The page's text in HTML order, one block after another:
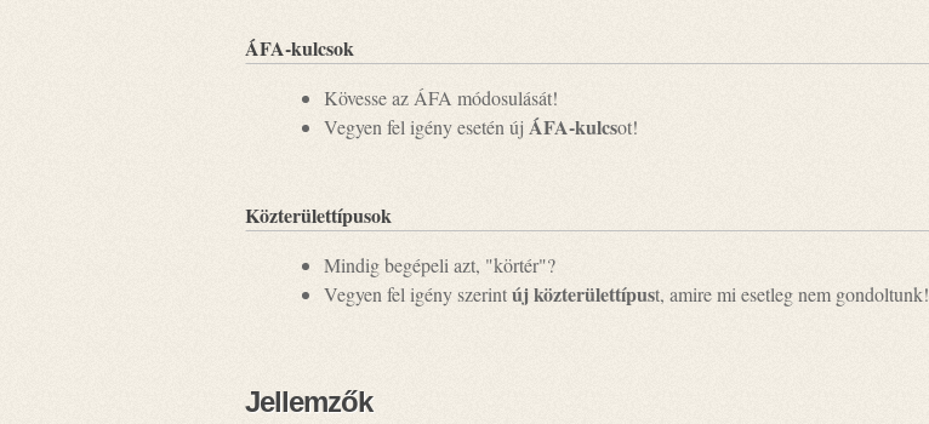
ÁFA-kulcsok
Kövesse az ÁFA módosulását!
Vegyen fel igény esetén új ÁFA-kulcsot!
Közterülettípusok
Mindig begépeli azt, "körtér"?
Vegyen fel igény szerintúj közterülettípust, amire mi esetleg nem gondoltunk!
Jellemzők